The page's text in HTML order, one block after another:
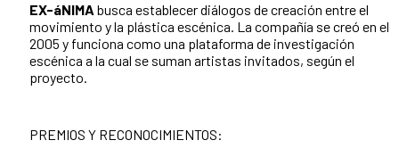
EX-áNIMA busca establecer diálogos de creación entre el
movimiento y la plástica escénica. La compañía se creó en el
2005 y funciona como una plataforma de investigación
escénica a la cual se suman artistas invitados, según el
proyecto.
PREMIOS Y RECONOCIMIENTOS: